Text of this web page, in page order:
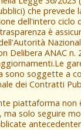
che prevede
dell'intero ciclo
è
Delibera ANAC n.
sono soggette a
dei Contratti
piattaforma non
ma solo seguire